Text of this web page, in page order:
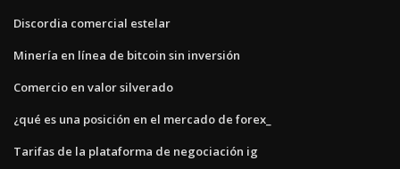
Discordia comercial estelar
Minería en línea de bitcoin sin inversión
Comercio en valor silverado
¿qué es una posición en el mercado de forex_
Tarifas de la plataforma de negociación ig